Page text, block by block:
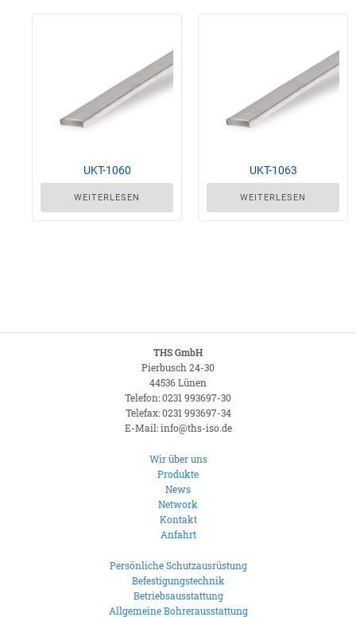
UKT-1060
WEITERLESEN
UKT-1063
WEITERLESEN
THS GmbH
Pierbusch 24-30
44536 Lünen
Telefon: 0231 993697-30
Telefax: 0231 993697-34
E-Mail: info@ths-iso.de
Wir über uns
Produkte
News
Network
Kontakt
Anfahrt
Persönliche Schutzausrüstung
Befestigungstechnik
Betriebsausstattung
Allgemeine Bohrerausstattung